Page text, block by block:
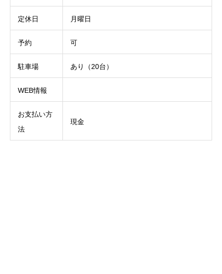
定休日 月曜日
予約 可
駐車場 あり（20台）
WEB情報
お支払い方
法
現金